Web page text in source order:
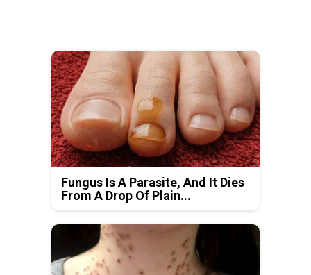
Fungus Is A Parasite, And It Dies
From A Drop Of Plain...